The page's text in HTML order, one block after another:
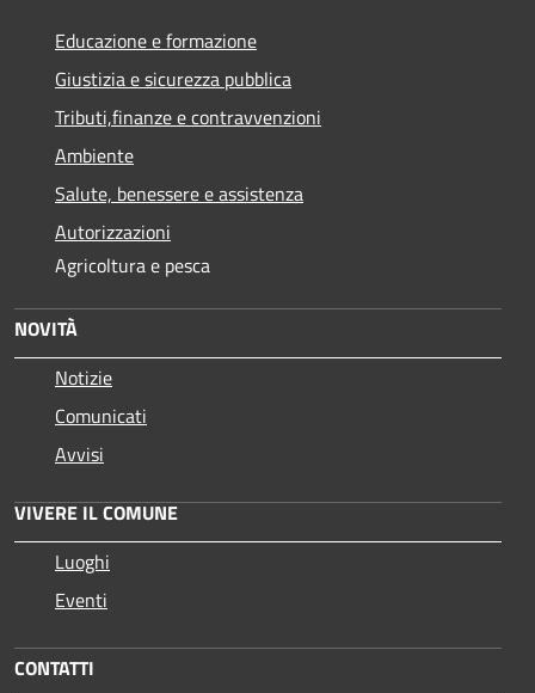
Educazione e formazione
Giustizia e sicurezza pubblica
Tributi,finanze e contravvenzioni
Ambiente
Salute, benessere e assistenza
Autorizzazioni
Agricoltura e pesca
NOVITÀ
Notizie
Comunicati
Avvisi
VIVERE IL COMUNE
Luoghi
Eventi
CONTATTI